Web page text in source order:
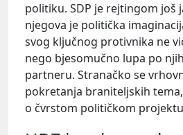
politiku. SDP je rejtingom još
njegova je politička
svog ključnog protivnika ne
nego bjesomučno lupa po
partneru. Stranačko se
pokretanja braniteljskih
o čvrstom političkom